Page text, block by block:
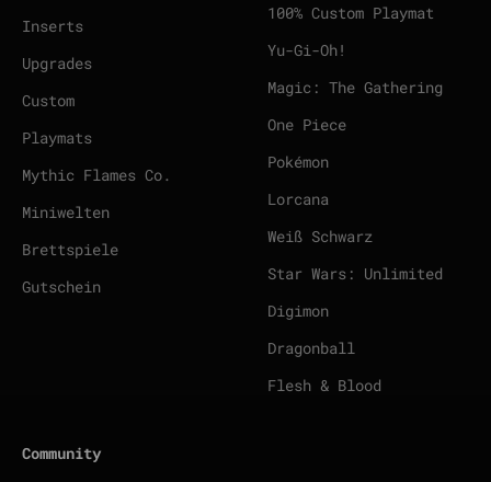
Inserts
Upgrades
Custom
Playmats
Mythic Flames Co.
Miniwelten
Brettspiele
Gutschein
100% Custom Playmat
Yu-Gi-Oh!
Magic: The Gathering
One Piece
Pokémon
Lorcana
Weiß Schwarz
Star Wars: Unlimited
Digimon
Dragonball
Flesh & Blood
Community